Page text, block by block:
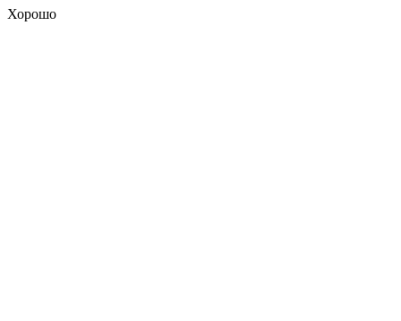
Хорошо